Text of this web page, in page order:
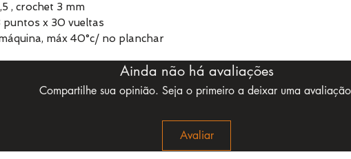
, crochet 3 mm
puntos x 30 vueltas
máx 40°c/ no planchar
Ainda não há avaliações
Compartilhe sua opinião. Seja o primeiro a deixar uma
Avaliar